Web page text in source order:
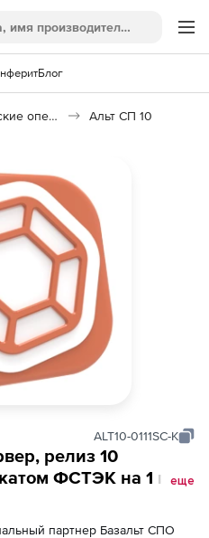
Блог
Российские операционные системы (Импортозамещение) Альт СП 10
ALT10-0111SC-K
релиз 10
ФСТЭК на 1 год,
бит
еще
партнер Базальт СПО